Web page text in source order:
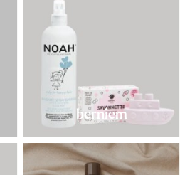
bērniem